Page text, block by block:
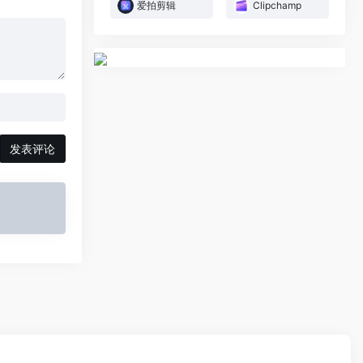
发表评论
爱拍剪辑 Clipchamp